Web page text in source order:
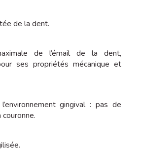
de la dent.
de l’émail de la dent,
ses propriétés mécanique et
gingival : pas de